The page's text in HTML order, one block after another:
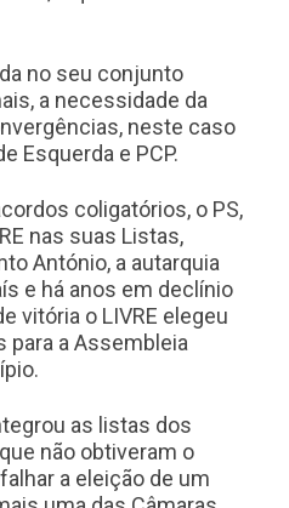
no seu conjunto
a necessidade da
neste caso
Esquerda e PCP.
coligatórios, o PS,
nas suas Listas,
António, a autarquia
e há anos em declínio
vitória o LIVRE elegeu
a Assembleia
as listas dos
não obtiveram o
a eleição de um